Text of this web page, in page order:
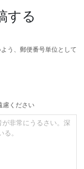
する
う、郵便番号単位として
慮ください